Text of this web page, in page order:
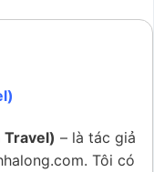
Travel) – là tác giả
Tôi có